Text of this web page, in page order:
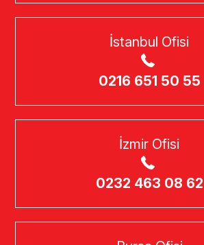
İstanbul Ofisi
0216 651 50 55
İzmir Ofisi
0232 463 08 62